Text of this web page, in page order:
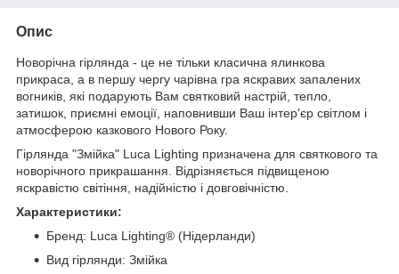
Опис
Новорічна гірлянда - це не тільки класична ялинкова
прикраса, а в першу чергу чарівна гра яскравих запалених
вогників, які подарують Вам святковий настрій, тепло,
затишок, приємні емоції, наповнивши Ваш інтер'єр світлом і
атмосферою казкового Нового Року.
Гірлянда "Змійка" Luca Lighting призначена для святкового та
новорічного прикрашання. Відрізняється підвищеною
яскравістю світіння, надійністю і довговічністю.
Характеристики:
Бренд: Luca Lighting® (Нідерланди)
Вид гірлянди: Змійка